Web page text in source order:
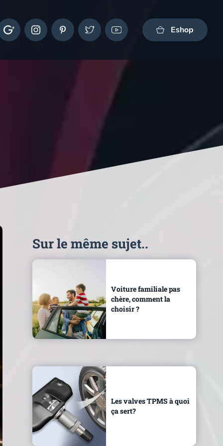
Eshop
Sur le même sujet..
Voiture familiale pas
chère, comment la
choisir ?
Les valves TPMS à quoi
ça sert?